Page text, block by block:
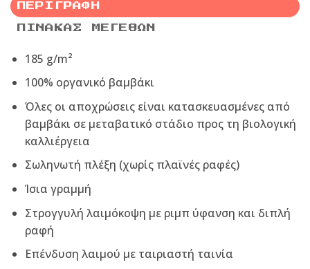
ΠΕΡΙΓΡΑΦΉ
ΠΊΝΑΚΑΣ ΜΕΓΕΘΏΝ
185 g/m²
100% οργανικό βαμβάκι
Όλες οι αποχρώσεις είναι κατασκευασμένες από
βαμβάκι σε μεταβατικό στάδιο προς τη βιολογική
καλλιέργεια
Σωληνωτή πλέξη (χωρίς πλαϊνές ραφές)
Ίσια γραμμή
Στρογγυλή λαιμόκοψη με ριμπ ύφανση και διπλή
ραφή
Επένδυση λαιμού με ταιριαστή ταινία